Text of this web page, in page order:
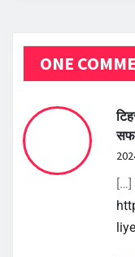
ONE
[…]